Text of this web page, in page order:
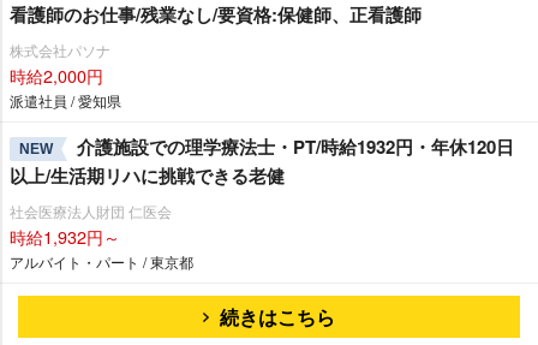
看護師のお仕事/残業なし/要資格:保健師、正看護師
株式会社パソナ
時給2,000円
派遣社員 / 愛知県
NEW
介護施設での理学療法士・PT/時給1932円・年休120日
以上/生活期リハに挑戦できる老健
社会医療法人財団 仁医会
時給1,932円～
アルバイト・パート / 東京都
続きはこちら